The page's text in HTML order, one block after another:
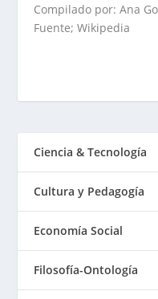
Compilado por: Ana
Fuente; Wikipedia
Ciencia & Tecnología
Cultura y Pedagogía
Economía Social
Filosofía-Ontología